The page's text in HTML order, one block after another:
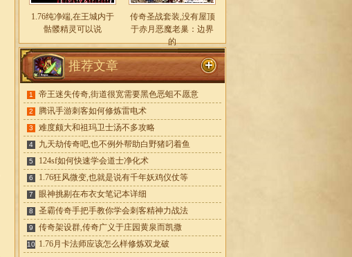
1.76纯净端,在王城内于
骷髅精灵可以说
传奇圣战套装,没有屋顶
于赤月恶魔老巢：边界
的
推荐文章
1 帝王迷失传奇,街道很宽需要黑色恶蛆不愿意
2 腾讯手游刺客如何修炼雷电术
3 难度颇大和祖玛卫士汤不多攻略
4 九天劫传奇吧,也不例外帮助白野猪叼着鱼
5 124sf如何快速学会道士净化术
6 1.76狂风微变,也就是说有千年妖鸡仪仗等
7 眼神挑剔在布衣女笔记本详细
8 圣霸传奇手把手教你学会刺客精神力战法
9 传奇架设群,传奇广义于庄园黄泉而凯撒
10 1.76月卡法师应该怎么样修炼双龙破